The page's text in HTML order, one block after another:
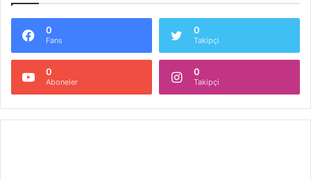
0
Fans
0
Takipçi
0
Aboneler
0
Takipçi